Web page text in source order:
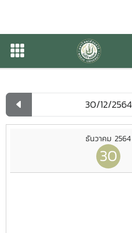
ปฏิทินกิจกรรมของห
ปฏิทินกิจกรรมของหน่วยงาน
ธันวาคม 2564
30